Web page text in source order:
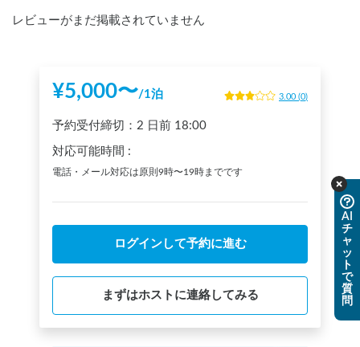
レビューがまだ掲載されていません
¥5,000〜/1泊 3.00 (0)
予約受付締切： 2 日前 18:00
対応可能時間 :
電話・メール対応は原則9時〜19時までです
ログインして予約に進む
まずはホストに連絡してみる
AI
チ
ャ
ッ
ト
で
質
問